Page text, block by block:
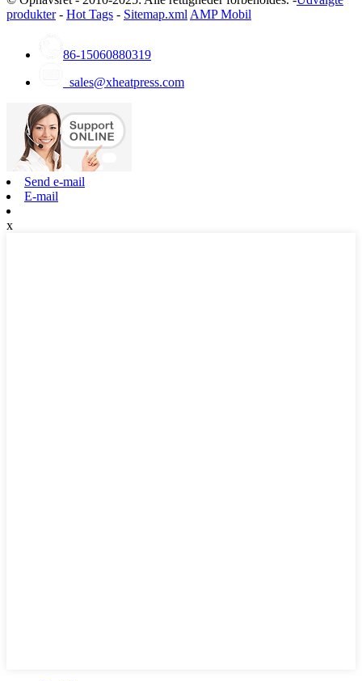
produkter- Hot Tags - Sitemap.xml AMP Mobil
86-15060880319
sales@xheatpress.com
Send e-mail
E-mail
x